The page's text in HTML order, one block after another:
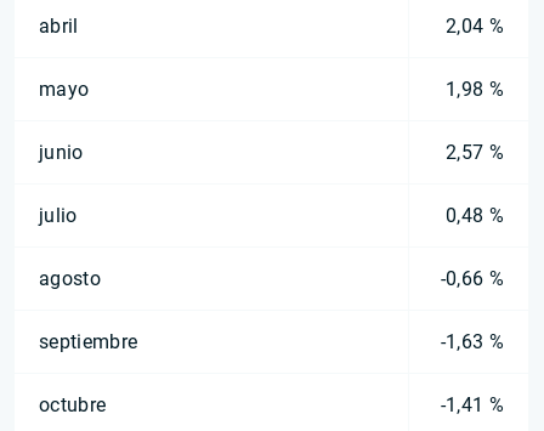
abril 2,04 %
mayo 1,98 %
junio 2,57 %
julio 0,48 %
agosto -0,66 %
septiembre -1,63 %
octubre -1,41 %